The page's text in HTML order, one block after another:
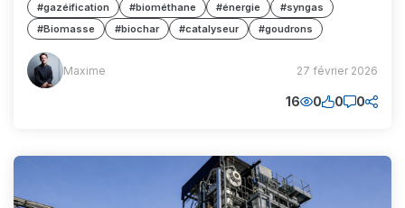
#gazéification
#biométhane #énergie
#syngas
#Biomasse
#biochar #catalyseur #goudrons
Maxime
(MM) Maxime 27 février 2026
16 0 0 0